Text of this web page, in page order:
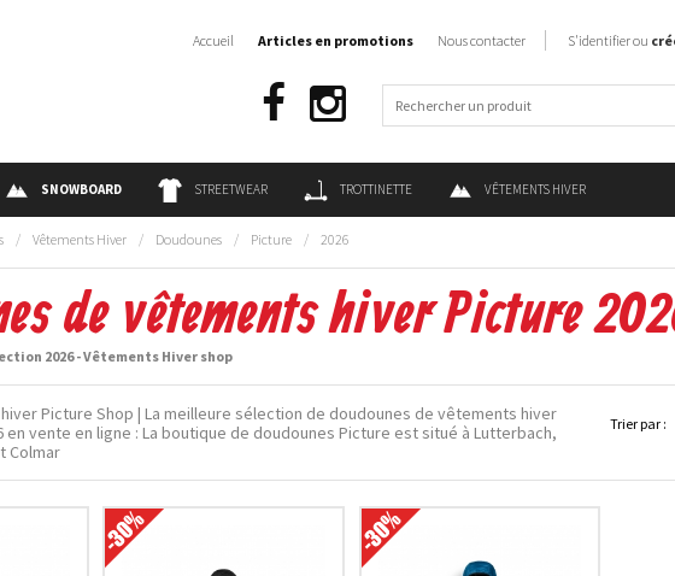
SNOWBOARD STREETWEAR TROTTINETTE VÊTEMENTS HIVER
Accueil Articles en promotions Nous contacter S'identifier ou
/ Vêtements Hiver / Doudounes / Picture / 2026
de vêtements hiver Picture
2026 - Vêtements Hiver shop
Trier par :
Picture Shop | La meilleure sélection de doudounes de vêtements hiver
en vente en ligne : La boutique de doudounes Picture est situé à Lutterbach,
Colmar